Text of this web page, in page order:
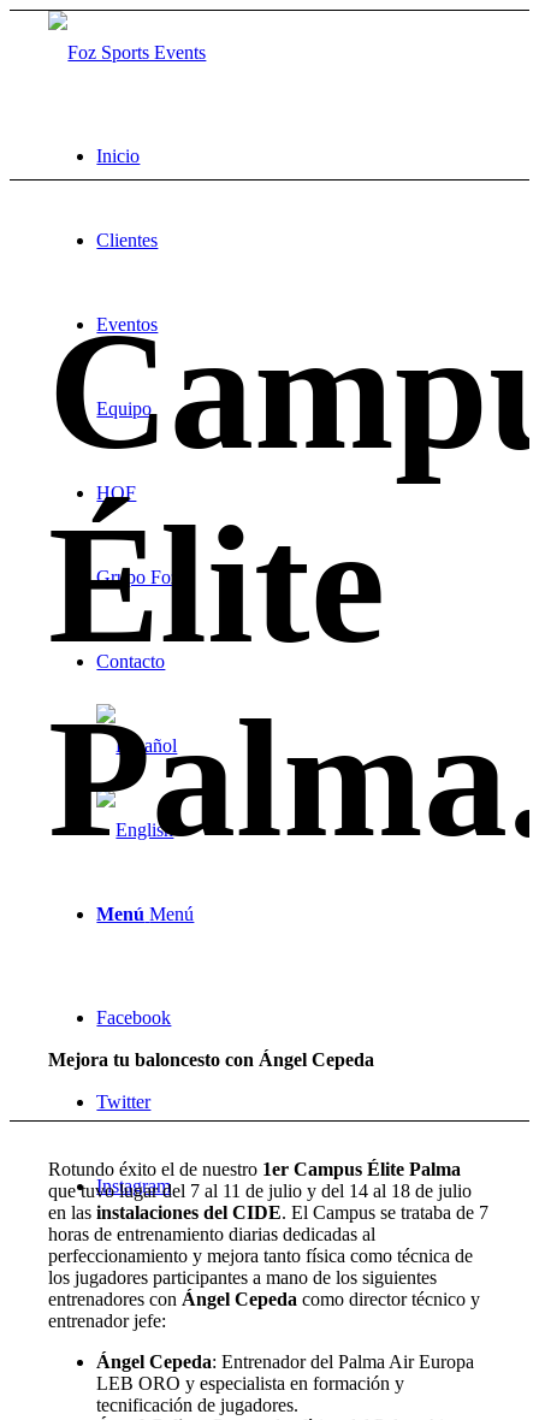
Inicio
Clientes
Eventos
Equipo
HOF
Grupo Foz
Contacto
Menú Menú
Facebook
Twitter
Instagram
Élite
Palma
Mejora tu baloncesto con Ángel Cepeda
Rotundo éxito el de nuestro 1er Campus Élite Palma
que tuvo lugar del 7 al 11 de julio y del 14 al 18 de julio
en lasinstalaciones del CIDE. El Campus se trataba de 7
horas de entrenamiento diarias dedicadas al
perfeccionamiento y mejora tanto física como técnica de
los jugadores participantes a mano de los siguientes
entrenadores con Ángel Cepeda como director técnico y
entrenador jefe:
Ángel Cepeda: Entrenador del Palma Air Europa
LEB ORO y especialista en formación y
tecnificación de jugadores.